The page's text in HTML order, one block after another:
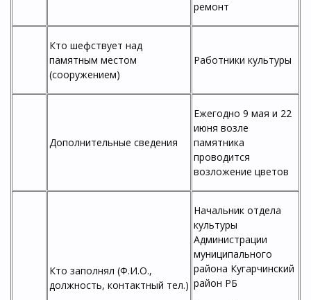
ремонт
Кто шефствует над
памятным местом
(сооружением)
Работники культуры
Дополнительные сведения
Ежегодно 9 мая и 22
июня возле
памятника
проводится
возложение цветов
Кто заполнял (Ф.И.О.,
должность, контактный тел.)
Начальник отдела
культуры
Администрации
муниципального
района Кугарчинский
район РБ